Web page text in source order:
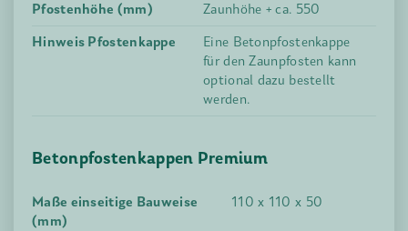
Pfostenhöhe (mm)
Zaunhöhe + ca. 550
Hinweis Pfostenkappe
Eine Betonpfostenkappe
für den Zaunpfosten kann
optional dazu bestellt
werden.
Betonpfostenkappen Premium
Maße einseitige Bauweise
(mm)
110 x 110 x 50